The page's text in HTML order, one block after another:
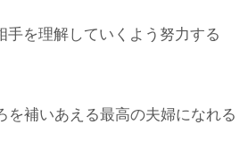
手を理解していくよう努力する
を補いあえる最高の夫婦になれる